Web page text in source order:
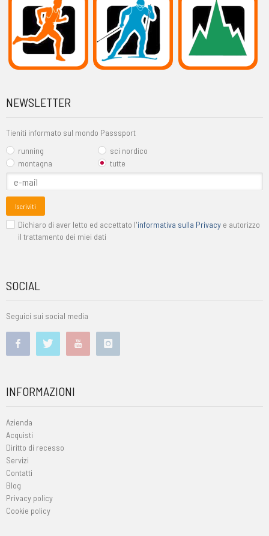
NEWSLETTER
Tieniti informato sul mondo Passsport
running
sci nordico
montagna
tutte
Iscriviti
Dichiaro di aver letto ed accettato l'informativa sulla Privacy e autorizzo
il trattamento dei miei dati
SOCIAL
Seguici sui social media
INFORMAZIONI
Azienda
Acquisti
Diritto di recesso
Servizi
Contatti
Blog
Privacy policy
Cookie policy